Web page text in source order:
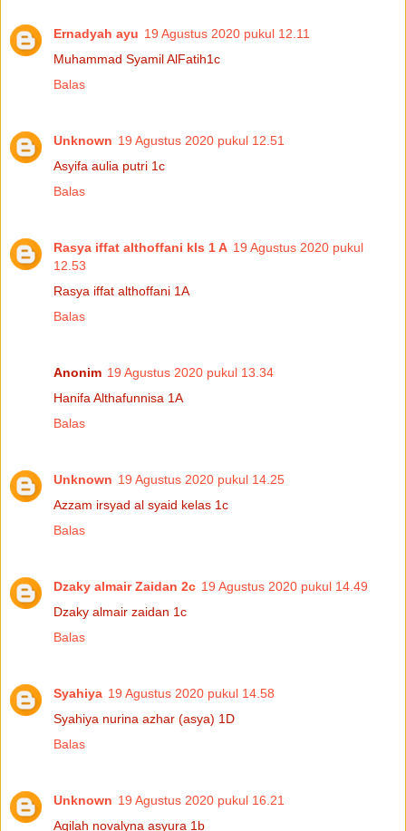
Ernadyah ayu 19 Agustus 2020 pukul 12.11
Muhammad Syamil AlFatih1c
Balas
Unknown 19 Agustus 2020 pukul 12.51
Asyifa aulia putri 1c
Balas
Rasya iffat althoffani kls 1 A 19 Agustus 2020 pukul
12.53
Rasya iffat althoffani 1A
Balas
Anonim 19 Agustus 2020 pukul 13.34
Hanifa Althafunnisa 1A
Balas
Unknown 19 Agustus 2020 pukul 14.25
Azzam irsyad al syaid kelas 1c
Balas
Dzaky almair Zaidan 2c 19 Agustus 2020 pukul 14.49
Dzaky almair zaidan 1c
Balas
Syahiya 19 Agustus 2020 pukul 14.58
Syahiya nurina azhar (asya) 1D
Balas
Unknown 19 Agustus 2020 pukul 16.21
Aqilah novalyna asyura 1b